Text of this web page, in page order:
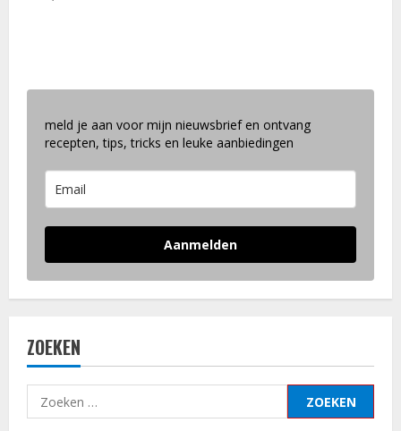
meld je aan voor mijn nieuwsbrief en ontvang
recepten, tips, tricks en leuke aanbiedingen
Aanmelden
ZOEKEN
Zoeken
naar: